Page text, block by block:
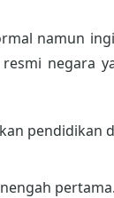
namun
resmi negara
pendidikan